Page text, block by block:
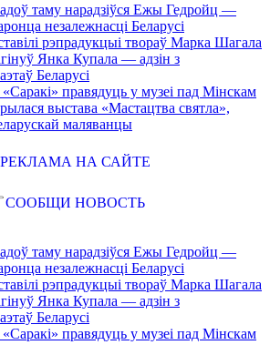
таму нарадзіўся Ежы Гедройц —
незалежнасці Беларусі
рэпрадукцыі твораў Марка Шагала
Янка Купала — адзін з
Беларусі
правядуць у музеі пад Мінскам
выстава «Мастацтва святла»,
маляванцы
РЕКЛАМА НА САЙТЕ
СООБЩИ НОВОСТЬ
таму нарадзіўся Ежы Гедройц —
незалежнасці Беларусі
рэпрадукцыі твораў Марка Шагала
Янка Купала — адзін з
Беларусі
правядуць у музеі пад Мінскам